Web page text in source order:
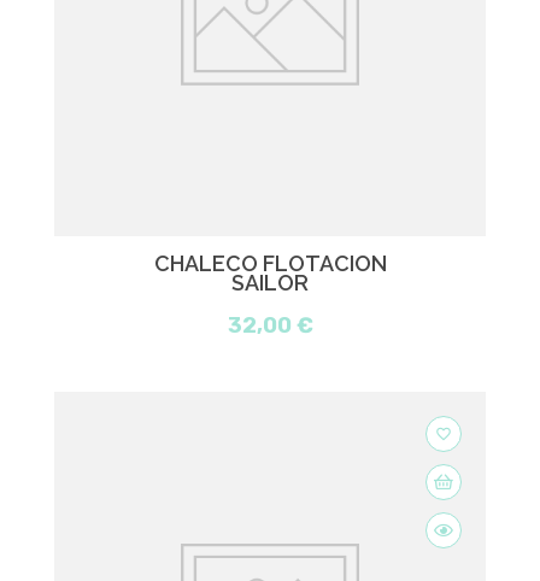
CHALECO FLOTACIÓN
SAILOR
32,00 €
favorite_border